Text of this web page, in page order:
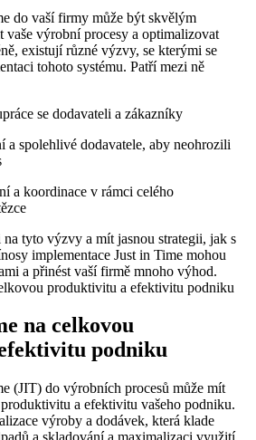
do vaší firmy může být skvělým
vaše výrobní procesy a optimalizovat
existují různé výzvy, se kterými se
tohoto systému. Patří mezi ně
se dodavateli a zákazníky
a spolehlivé dodavatele, aby neohrozili
a koordinace v rámci celého
tyto výzvy a mít jasnou strategii, jak s
implementace Just in Time mohou
a přinést vaší firmě mnoho výhod.
na celkovou
podniku
(JIT) do výrobních procesů může mít
a efektivitu vašeho podniku.
výroby a dodávek, která klade